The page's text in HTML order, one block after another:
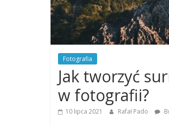
Fotografia
Jak tworzyć
w fotografii?
10 lipca 2021 Rafał Pado